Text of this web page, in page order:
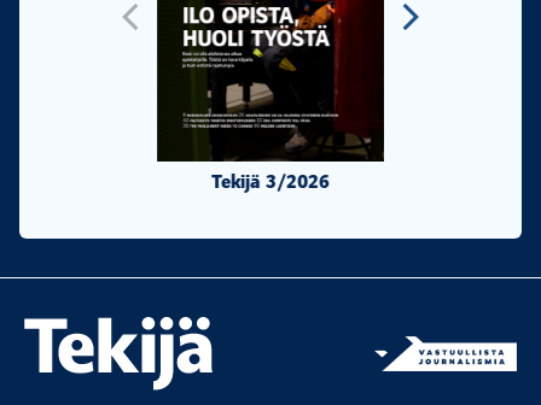
Tekijä 3/2026